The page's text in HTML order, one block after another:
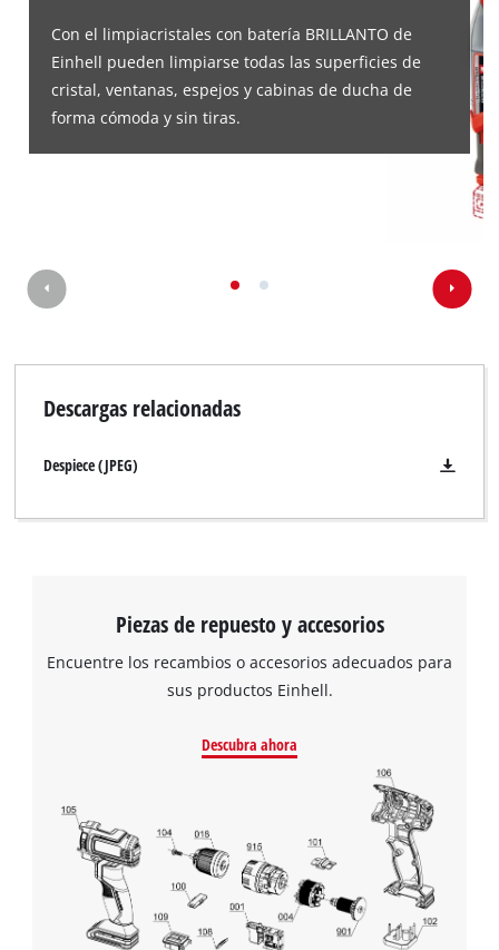
Management Platform
Con el limpiacristales con batería BRILLANTO de
Einhell pueden limpiarse todas las superficies de
cristal, ventanas, espejos y cabinas de ducha de
forma cómoda y sin tiras.
Descargas relacionadas
Despiece (JPEG)
Piezas de repuesto y accesorios
Encuentre los recambios o accesorios adecuados para
sus productos Einhell.
Descubra ahora